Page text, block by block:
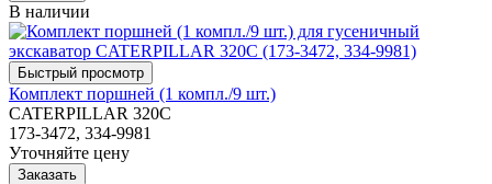
В наличии
Комплект поршней (1 компл./9 шт.)
CATERPILLAR 320C
173-3472, 334-9981
Уточняйте цену